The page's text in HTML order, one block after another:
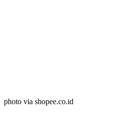
photo via shopee.co.id